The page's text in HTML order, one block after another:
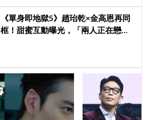
《單身即地獄5》趙珆乾×金高恩再同
框！甜蜜互動曝光，「兩人正在戀